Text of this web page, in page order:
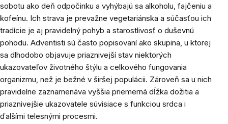
sobotu ako deň odpočinku a vyhýbajú sa alkoholu, fajčeniu a
kofeínu. Ich strava je prevažne vegetariánska a súčasťou ich
tradície je aj pravidelný pohyb a starostlivosť o duševnú
pohodu. Adventisti sú často popisovaní ako skupina, u ktorej
sa dlhodobo objavuje priaznivejší stav niektorých
ukazovateľov životného štýlu a celkového fungovania
organizmu, než je bežné v širšej populácii. Zároveň sa u nich
pravidelne zaznamenáva vyššia priemerná dĺžka dožitia a
priaznivejšie ukazovatele súvisiace s funkciou srdca i
ďalšími telesnými procesmi.